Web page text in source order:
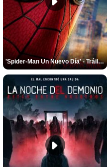
'Spider-Man Un Nuevo Día' - Tráiler oficial subtitulado